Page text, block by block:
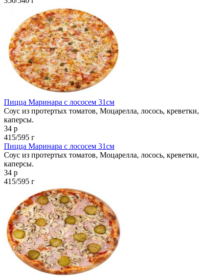
Пицца Маринара с лососем 31см
Соус из протертых томатов, Моцарелла, лосось, креветки,
каперсы.
34 р
415/595 г
Пицца Маринара с лососем 31см
Соус из протертых томатов, Моцарелла, лосось, креветки,
каперсы.
34 р
415/595 г